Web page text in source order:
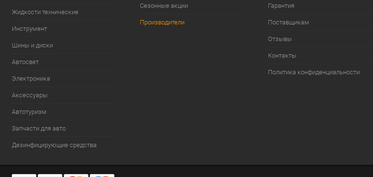
Жидкости технические
Инструмент
Шины и диски
Автосвет
Электроника
Аксессуары
Автотуризм
Запчасти для авто
Дезинфицирующие средства
Сезонные акции
Производители
Гарантия
Поставщикам
Отзывы
Контакты
Политика конфиденциальности